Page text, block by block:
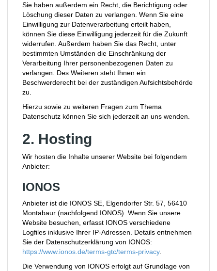
Sie haben außerdem ein Recht, die Berichtigung oder
Löschung dieser Daten zu verlangen. Wenn Sie eine
Einwilligung zur Datenverarbeitung erteilt haben,
können Sie diese Einwilligung jederzeit für die Zukunft
widerrufen. Außerdem haben Sie das Recht, unter
bestimmten Umständen die Einschränkung der
Verarbeitung Ihrer personenbezogenen Daten zu
verlangen. Des Weiteren steht Ihnen ein
Beschwerderecht bei der zuständigen Aufsichtsbehörde
zu.
Hierzu sowie zu weiteren Fragen zum Thema
Datenschutz können Sie sich jederzeit an uns wenden.
2. Hosting
Wir hosten die Inhalte unserer Website bei folgendem
Anbieter:
IONOS
Anbieter ist die IONOS SE, Elgendorfer Str. 57, 56410
Montabaur (nachfolgend IONOS). Wenn Sie unsere
Website besuchen, erfasst IONOS verschiedene
Logfiles inklusive Ihrer IP-Adressen. Details entnehmen
Sie der Datenschutzerklärung von IONOS:
https://www.ionos.de/terms-gtc/terms-privacy.
Die Verwendung von IONOS erfolgt auf Grundlage von